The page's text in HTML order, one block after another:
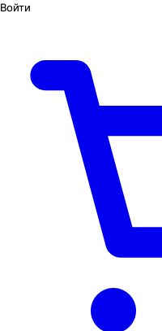
Войти